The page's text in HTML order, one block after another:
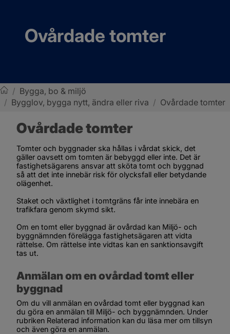
Ovårdade tomter
Sotenäs kommun
/ Bygga, bo & miljö
/ Bygglov, bygga nytt, ändra eller riva / Ovårdade tomter
Ovårdade tomter
Tomter och byggnader ska hållas i vårdat skick, det
gäller oavsett om tomten är bebyggd eller inte. Det är
fastighetsägarens ansvar att sköta tomt och byggnad
så att det inte innebär risk för olycksfall eller betydande
olägenhet.
Staket och växtlighet i tomtgräns får inte innebära en
trafikfara genom skymd sikt.
Om en tomt eller byggnad är ovårdad kan Miljö- och
byggnämnden förelägga fastighetsägaren att vidta
rättelse. Om rättelse inte vidtas kan en sanktionsavgift
tas ut.
Anmälan om en ovårdad tomt eller
byggnad
Om du vill anmälan en ovårdad tomt eller byggnad kan
du göra en anmälan till Miljö- och byggnämnden. Under
rubriken Relaterad information kan du läsa mer om tillsyn
och även göra en anmälan.